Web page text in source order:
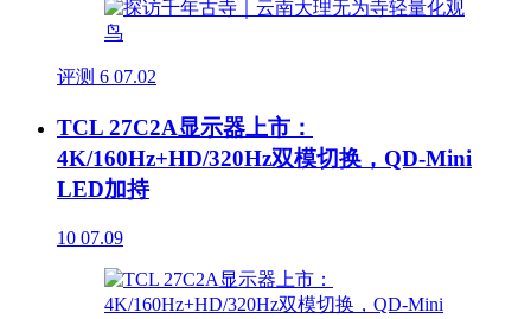
评测 6 07.02
TCL 27C2A显示器上市：
4K/160Hz+HD/320Hz双模切换，QD-Mini
LED加持
10 07.09